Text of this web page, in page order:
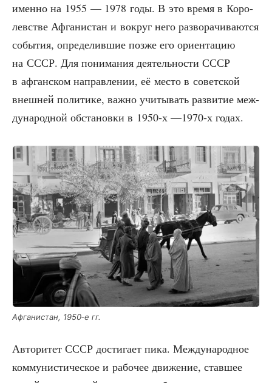
имен­но на 1955 — 1978 годы. В это вре­мя в Коро­
лев­стве Афга­ни­стан и вокруг него раз­во­ра­чи­ва­ют­ся
собы­тия, опре­де­лив­шие поз­же его ори­ен­та­цию
на СССР. Для пони­ма­ния дея­тель­но­сти СССР
в афган­ском направ­ле­нии, её место в совет­ской
внеш­ней поли­ти­ке, важ­но учи­ты­вать раз­ви­тие меж­
ду­на­род­ной обста­нов­ки в 1950‑х —1970‑х годах.
Афга­ни­стан, 1950‑е гг.
Авто­ри­тет СССР дости­га­ет пика. Меж­ду­на­род­ное
ком­му­ни­сти­че­ское и рабо­чее дви­же­ние, став­шее